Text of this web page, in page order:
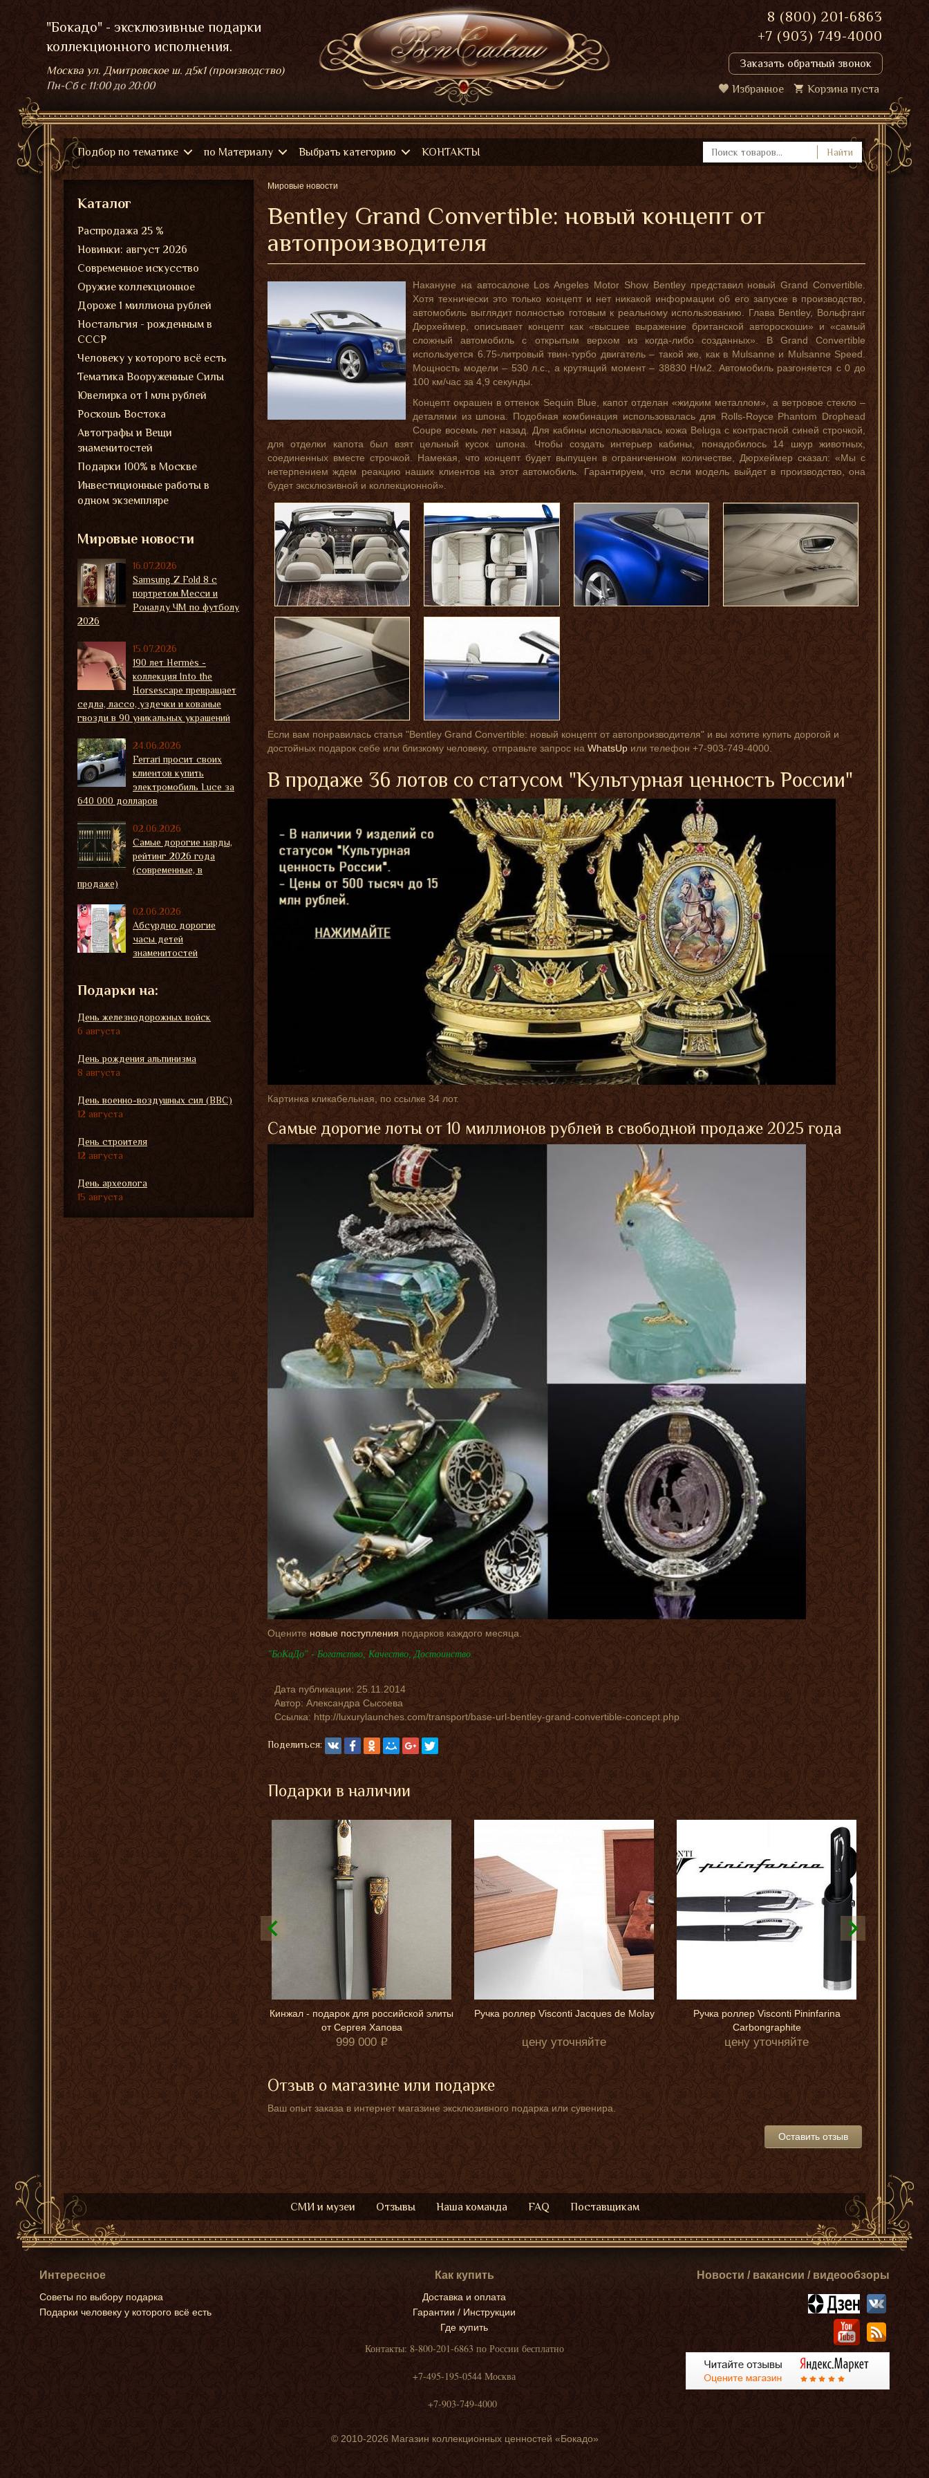
"Бокадо" - эксклюзивные подарки
коллекционного исполнения.
Москва ул. Дмитровское ш. д5к1 (производство)
Пн-Сбс 11:00 до 20:00
8 (800) 201-6863
+7 (903) 749-4000
Заказать обратный звонок
Избранное Корзина пуста
Подбор по тематике по Материалу Выбрать категорию КОНТАКТЫ Найти
Мировые новости
Bentley Grand Convertible: новый концепт от
автопроизводителя
Накануне на автосалоне Los Angeles Motor Show Bentley представил новый Grand Convertible.
Хотя технически это только концепт и нет никакой информации об его запуске в производство,
автомобиль выглядит полностью готовым к реальному использованию. Глава Bentley, Вольфганг
Дюрхеймер, описывает концепт как «высшее выражение британской автороскоши» и «самый
сложный автомобиль с открытым верхом из когда-либо созданных». В Grand Convertible
используется 6.75-литровый твин-турбо двигатель – такой же, как в Mulsanne и Mulsanne Speed.
Мощность модели – 530 л.с., а крутящий момент – 38830 Н/м2. Автомобиль разгоняется с 0 до
100 км/час за 4,9 секунды.
Концепт окрашен в оттенок Sequin Blue, капот отделан «жидким металлом», а ветровое стекло –
деталями из шпона. Подобная комбинация использовалась для Rolls-Royce Phantom Drophead
Coupe восемь лет назад. Для кабины использовалась кожа Beluga с контрастной синей строчкой,
для отделки капота был взят цельный кусок шпона. Чтобы создать интерьер кабины, понадобилось 14 шкур животных,
соединенных вместе строчкой. Намекая, что концепт будет выпущен в ограниченном количестве, Дюрхеймер сказал: «Мы с
нетерпением ждем реакцию наших клиентов на этот автомобиль. Гарантируем, что если модель выйдет в производство, она
будет эксклюзивной и коллекционной».
Если вам понравилась статья "Bentley Grand Convertible: новый концепт от автопроизводителя" и вы хотите купить дорогой и
достойных подарок себе или близкому человеку, отправьте запрос наWhatsUpили телефон +7-903-749-4000.
В продаже 36 лотов со статусом "Культурная ценность России"
Картинка кликабельная, по ссылке 34 лот.
Самые дорогие лоты от 10 миллионов рублей в свободной продаже 2025 года
Оценитеновые поступления подарков каждого месяца.
"БоКаДо" - Богатство, Качество, Достоинство.
Дата публикации:25.11.2014
Автор:Александра Сысоева
Ссылка: http://luxurylaunches.com/transport/base-url-bentley-grand-convertible-concept.php
Поделиться:
Подарки в наличии
Кинжал - подарок для российской элиты
от Сергея Хапова
999 000
Ручка роллер Visconti Jacques de Molay
цену уточняйте
Ручка роллер Visconti Pininfarina
Carbongraphite
цену уточняйте
Отзыв о магазине или подарке
Ваш опыт заказа в интернет магазине эксклюзивного подарка или сувенира.
Оставить отзыв
Каталог
Распродажа 25 %
Новинки: август 2026
Современное искусство
Оружие коллекционное
Дороже 1 миллиона рублей
Ностальгия - рожденным в
СССР
Человеку у которого всё есть
Тематика Вооруженные Силы
Ювелирка от 1 млн рублей
Роскошь Востока
Автографы и Вещи
знаменитостей
Подарки 100% в Москве
Инвестиционные работы в
одном экземпляре
Мировые новости
16.07.2026
Samsung Z Fold 8 с
портретом Месси и
Роналду ЧМ по футболу
2026
15.07.2026
190 лет Hermès -
коллекция Into the
Horsescape превращает
седла, лассо, уздечки и кованые
гвозди в 90 уникальных украшений
24.06.2026
Ferrari просит своих
клиентов купить
электромобиль Luce за
640 000 долларов
02.06.2026
Самые дорогие нарды,
рейтинг 2026 года
(современные, в
продаже)
02.06.2026
Абсурдно дорогие
часы детей
знаменитостей
Подарки на:
День железнодорожных войск
6 августа
День рождения альпинизма
8 августа
День военно-воздушных сил (ВВС)
12 августа
День строителя
12 августа
День археолога
15 августа
СМИ и музеи Отзывы Наша команда FAQ Поставщикам
Интересное
Советы по выбору подарка
Подарки человеку у которого всё есть
Как купить
Доставка и оплата
Гарантии / Инструкции
Где купить
Контакты: 8-800-201-6863 по России бесплатно
+7-495-195-0544 Москва
+7-903-749-4000
Новости / вакансии / видеообзоры
© 2010-2026 Магазин коллекционных ценностей «Бокадо»